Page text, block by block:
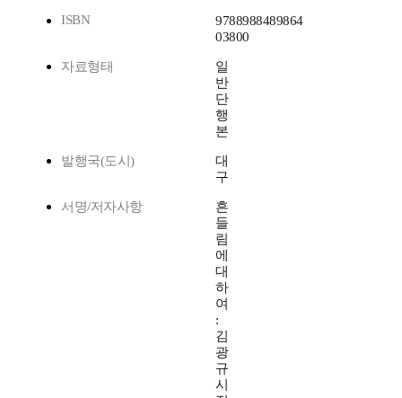
ISBN
9788988489864
03800
자료형태
일
반
단
행
본
발행국(도시)
대
구
서명/저자사항
흔
들
림
에
대
하
여
:
김
광
규
시